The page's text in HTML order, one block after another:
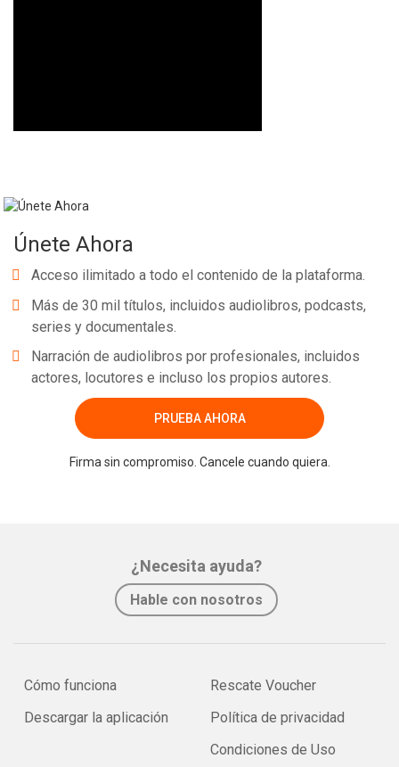
Únete Ahora
Acceso ilimitado a todo el contenido de la plataforma.
Más de 30 mil títulos, incluidos audiolibros, podcasts,
series y documentales.
Narración de audiolibros por profesionales, incluidos
actores, locutores e incluso los propios autores.
PRUEBA AHORA
Firma sin compromiso. Cancele cuando quiera.
¿Necesita ayuda?
Hable con nosotros
Cómo funciona
Descargar la aplicación
Rescate Voucher
Política de privacidad
Condiciones de Uso